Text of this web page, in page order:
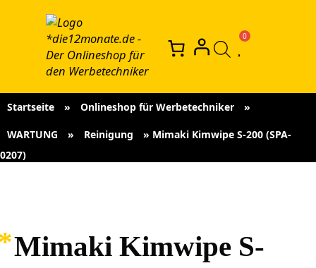
Startseite » Onlineshop für Werbetechniker »
WARTUNG » Reinigung » Mimaki Kimwipe S-200 (SPA-
0207)
Mimaki Kimwipe S-